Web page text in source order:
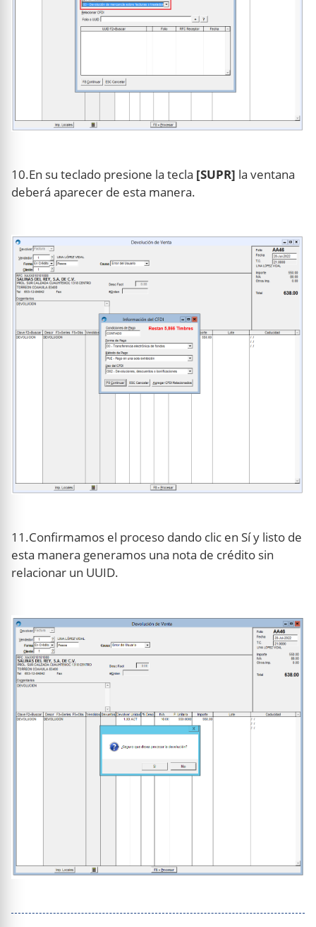
10.En su teclado presione la tecla [SUPR] la ventana
deberá aparecer de esta manera.
11.Confirmamos el proceso dando clic en Sí y listo de
esta manera generamos una nota de crédito sin
relacionar un UUID.